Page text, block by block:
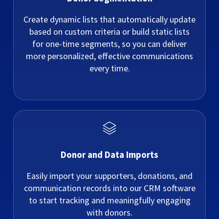
Create dynamic lists that automatically update
based on custom criteria or build static lists
for one-time segments, so you can deliver
more personalized, effective communications
every time.
Donor and Data Imports
Easily import your supporters, donations, and
communication records into our CRM software
to start tracking and meaningfully engaging
with donors.